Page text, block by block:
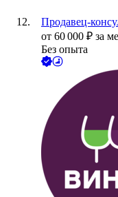
Продавец-
от 60 000 ₽ за
Без опыта